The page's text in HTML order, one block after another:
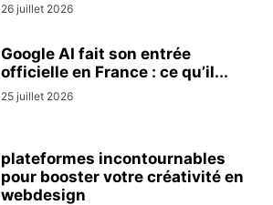
26 juillet 2026
Google AI fait son entrée
officielle en France : ce qu’il...
25 juillet 2026
plateformes incontournables
pour booster votre créativité en
webdesign